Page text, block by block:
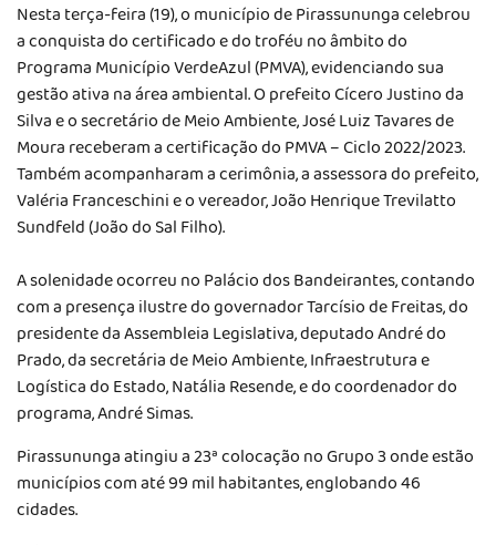
Nesta terça-feira (19), o município de Pirassununga celebrou
a conquista do certificado e do troféu no âmbito do
Programa Município VerdeAzul (PMVA), evidenciando sua
gestão ativa na área ambiental. O prefeito Cícero Justino da
Silva e o secretário de Meio Ambiente, José Luiz Tavares de
Moura receberam a certificação do PMVA – Ciclo 2022/2023.
Também acompanharam a cerimônia, a assessora do prefeito,
Valéria Franceschini e o vereador, João Henrique Trevilatto
Sundfeld (João do Sal Filho).
A solenidade ocorreu no Palácio dos Bandeirantes, contando
com a presença ilustre do governador Tarcísio de Freitas, do
presidente da Assembleia Legislativa, deputado André do
Prado, da secretária de Meio Ambiente, Infraestrutura e
Logística do Estado, Natália Resende, e do coordenador do
programa, André Simas.
Pirassununga atingiu a 23ª colocação no Grupo 3 onde estão
municípios com até 99 mil habitantes, englobando 46
cidades.